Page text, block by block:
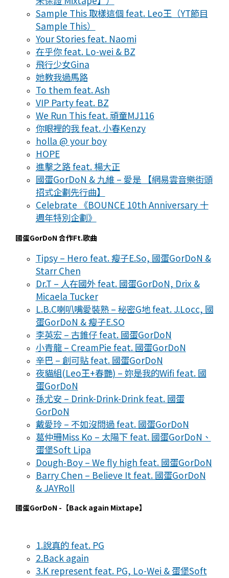
Sample This 取樣這個 feat. Leo王（YT節目
Sample This）
Your Stories feat. Naomi
在乎你 feat. Lo-wei & BZ
飛行少女Gina
她教我過馬路
To them feat. Ash
VIP Party feat. BZ
We Run This feat. 頑童MJ116
你眼裡的我 feat. 小春Kenzy
holla @ your boy
HOPE
進擊之路 feat. 楊大正
國蛋GorDoN & 九維 – 愛是 【網易雲音樂街頭
招式企劃先行曲】
Celebrate 《BOUNCE 10th Anniversary 十
週年特別企劃》
國蛋GorDoN 合作Ft.歌曲
Tipsy – Hero feat. 瘦子E.So, 國蛋GorDoN &
Starr Chen
Dr.T – 人在國外 feat. 國蛋GorDoN, Drix &
Micaela Tucker
L.B.C喇叭嘴愛裝熟 – 秘密G地 feat. J.Locc, 國
蛋GorDoN & 瘦子E.SO
李英宏 – 古錐仔 feat. 國蛋GorDoN
小青龍 – CreamPie feat. 國蛋GorDoN
辛巴 – 創可貼 feat. 國蛋GorDoN
夜貓組(Leo王+春艷) – 妳是我的Wifi feat. 國
蛋GorDoN
孫尤安 – Drink-Drink-Drink feat. 國蛋
GorDoN
戴愛玲 – 不如沒問過 feat. 國蛋GorDoN
葛仲珊Miss Ko – 太陽下 feat. 國蛋GorDoN、
蛋堡Soft Lipa
Dough-Boy – We fly high feat. 國蛋GorDoN
Barry Chen – Believe It feat. 國蛋GorDoN
& JAYRoll
國蛋GorDoN -【Back again Mixtape】
1.說真的 feat. PG
2.Back again
3.K represent feat. PG, Lo-Wei & 蛋堡Soft